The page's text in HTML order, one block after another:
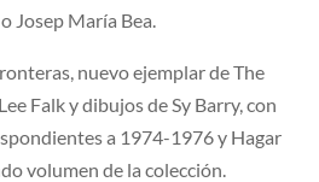
Josep María Bea.
nuevo ejemplar de The
Falk y dibujos de Sy Barry, con
a 1974-1976 y Hagar
volumen de la colección.